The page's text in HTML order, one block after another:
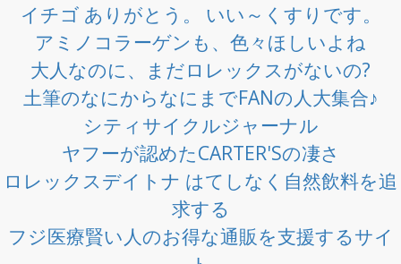
イチゴ ありがとう。 いい～くすりです。
アミノコラーゲンも、色々ほしいよね
大人なのに、まだロレックスがないの?
土筆のなにからなにまでFANの人大集合♪
シティサイクルジャーナル
ヤフーが認めたCARTER'Sの凄さ
ロレックスデイトナ はてしなく自然飲料を追
求する
フジ医療賢い人のお得な通販を支援するサイ